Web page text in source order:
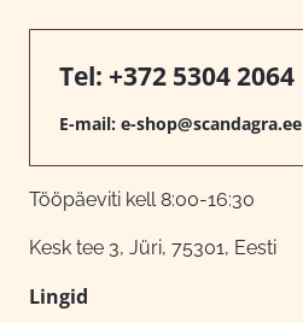
Tel: +372 5304 2064
E-mail: e-shop@scandagra.ee
Tööpäeviti kell 8:00-16:30
Kesk tee 3, Jüri, 75301, Eesti
Lingid